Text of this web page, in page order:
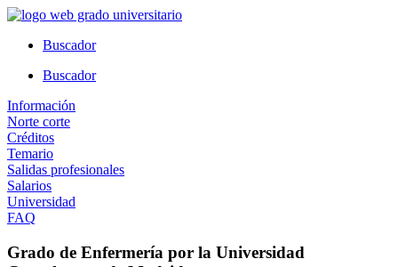
Ir
contenidoBuscador
Buscador
Información
Norte corte
Créditos
Temario
Salidas profesionales
Salarios
Universidad
FAQ
Grado de Enfermería por la Universidad